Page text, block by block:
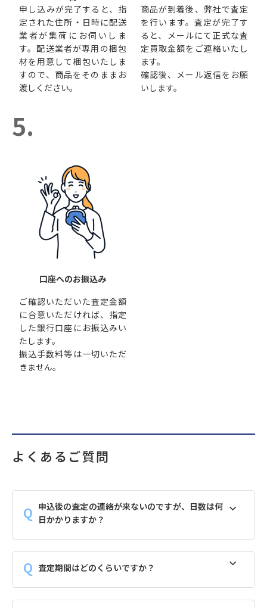
申し込みが完了すると、指
定された住所・日時に配送
業者が集荷にお伺いしま
す。配送業者が専用の梱包
材を用意して梱包いたしま
すので、商品をそのままお
渡しください。
商品が到着後、弊社で査定
を行います。査定が完了す
ると、メールにて正式な査
定買取金額をご連絡いたし
ます。
確認後、メール返信をお願
いします。
5.
口座へのお振込み
ご確認いただいた査定金額
に合意いただければ、指定
した銀行口座にお振込みい
たします。
振込手数料等は一切いただ
きません。
よくあるご質問
申込後の査定の連絡が来ないのですが、日数は何
日かかりますか？
査定期間はどのくらいですか？